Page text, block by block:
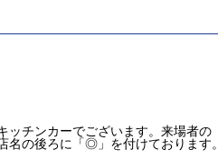
ッチンカーでございます。来場者の
名の後ろに「◎」を付けております。